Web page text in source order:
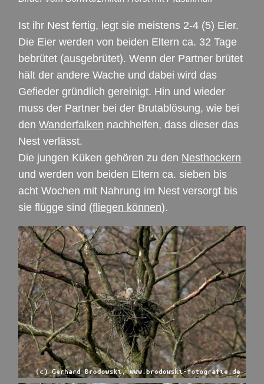
Ist ihr Nest fertig, legt sie meistens 2-4 (5) Eier.
Die Eier werden von beiden Eltern ca. 32 Tage
bebrütet (ausgebrütet). Wenn der Partner brütet
hält der andere Wache und dabei wird das
Gefieder gründlich gereinigt. Hin und wieder
muss der Partner bei der Brutablösung, wie bei
denWanderfalken nachhelfen, dass dieser das
Nest verlässt.
Die jungen Küken gehören zu den Nesthockern
und werden von beiden Eltern ca. sieben bis
acht Wochen mit Nahrung im Nest versorgt bis
sie flügge sind (fliegen können).